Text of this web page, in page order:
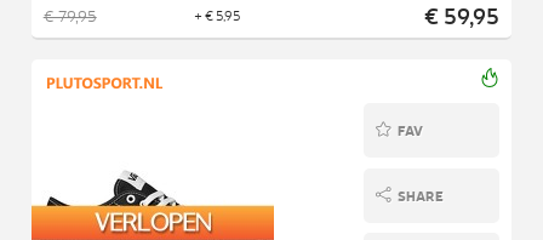
€ 79,95 + € 5,95 € 59,95
FAV
SHARE